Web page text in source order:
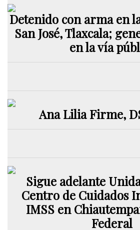
Detenido con arma en
San José, Tlaxcala;
en la vía
Ana Lilia Firme,
Sigue adelante
Centro de Cuidados
IMSS en
Federal